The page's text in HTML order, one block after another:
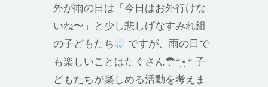
外が雨の日は「今日はお外行けな
いね〜」と少し悲しげなすみれ組
の子どもたち
ですが、雨の日で
も楽しいことはたくさん☂︎*̣̩⋆̩* 子
どもたちが楽しめる活動を考えま